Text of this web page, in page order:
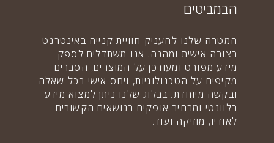
הבמביטים
המטרה שלנו להעניק חוויית קנייה באינטרנט
בצורה אישית ומהנה. אנו משתדלים לספק
מידע מפורט ומעודכן על המוצרים, הסברים
מקיפים על הטכנולוגיות, ויחס אישי בכל שאלה
ובקשה מיוחדת. בבלוג שלנו ניתן למצוא מידע
רלוונטי ומרחיב אופקים בנושאים הקשורים
לאודיו, מוזיקה ועוד.